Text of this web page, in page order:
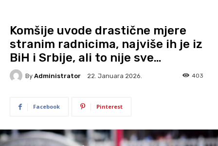
Komšije uvode drastične mjere
stranim radnicima, najviše ih je iz
BiH i Srbije, ali to nije sve…
By Administrator 22. Januara 2026. 403
Facebook Pinterest